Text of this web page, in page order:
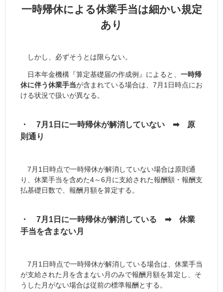
一時帰休による休業手当は細かい規定
あり
しかし、必ずそうとは限らない。
日本年金機構『算定基礎届の作成例』によると、 一時帰
休に伴う休業手当が含まれている場合は、7月1日時点にお
ける状況で扱いが異なる。
・ 7月1日に一時帰休が解消していない ➡ 原
則通り
7月1日時点で一時帰休が解消していない場合は原則通
り、休業手当を含めた4～6月に支給された報酬額・報酬支
払基礎日数で、報酬月額を算定する。
・ 7月1日に一時帰休が解消している ➡ 休業
手当を含まない月
7月1日時点で一時帰休が解消している場合は、休業手当
が支給された月を含まない月のみで報酬月額を算定し、そ
うした月がない場合は従前の標準報酬とする。